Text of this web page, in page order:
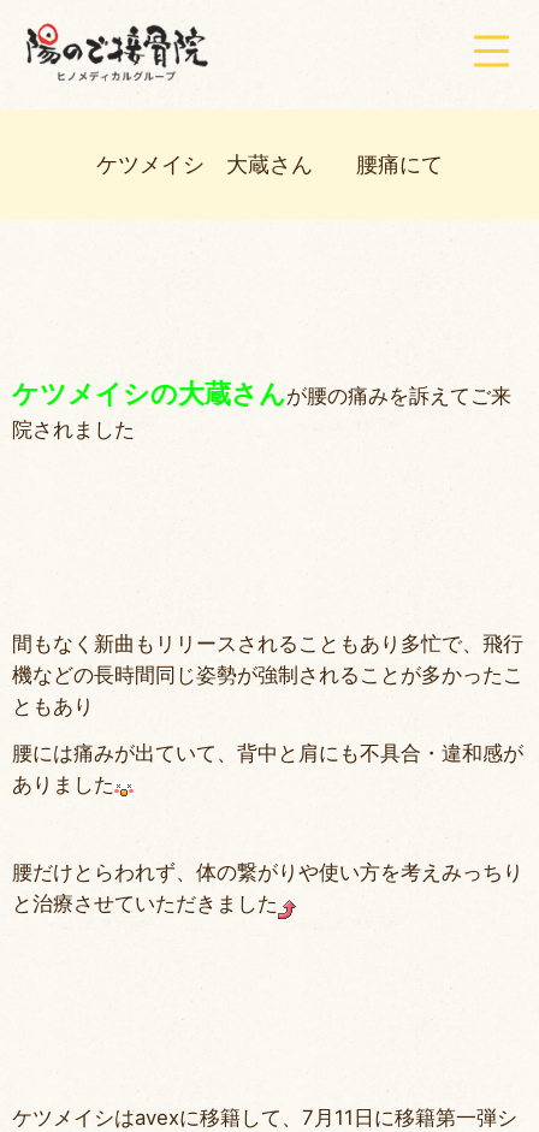
ケツメイシ 大蔵さん 腰痛にて
ケツメイシの大蔵さんが腰の痛みを訴えてご来
院されました
間もなく新曲もリリースされることもあり多忙で、飛行
機などの長時間同じ姿勢が強制されることが多かったこ
ともあり
腰には痛みが出ていて、背中と肩にも不具合・違和感が
ありました
腰だけとらわれず、体の繋がりや使い方を考えみっちり
と治療させていただきました
ケツメイシはavexに移籍して、7月11日に移籍第一弾シ